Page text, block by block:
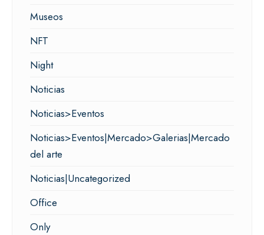
Museos
NFT
Night
Noticias
Noticias>Eventos
Noticias>Eventos|Mercado>Galerias|Mercado
del arte
Noticias|Uncategorized
Office
Only